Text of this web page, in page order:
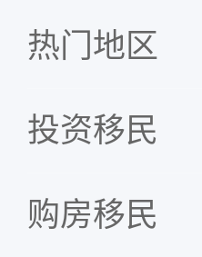
热门地区
投资移民
购房移民